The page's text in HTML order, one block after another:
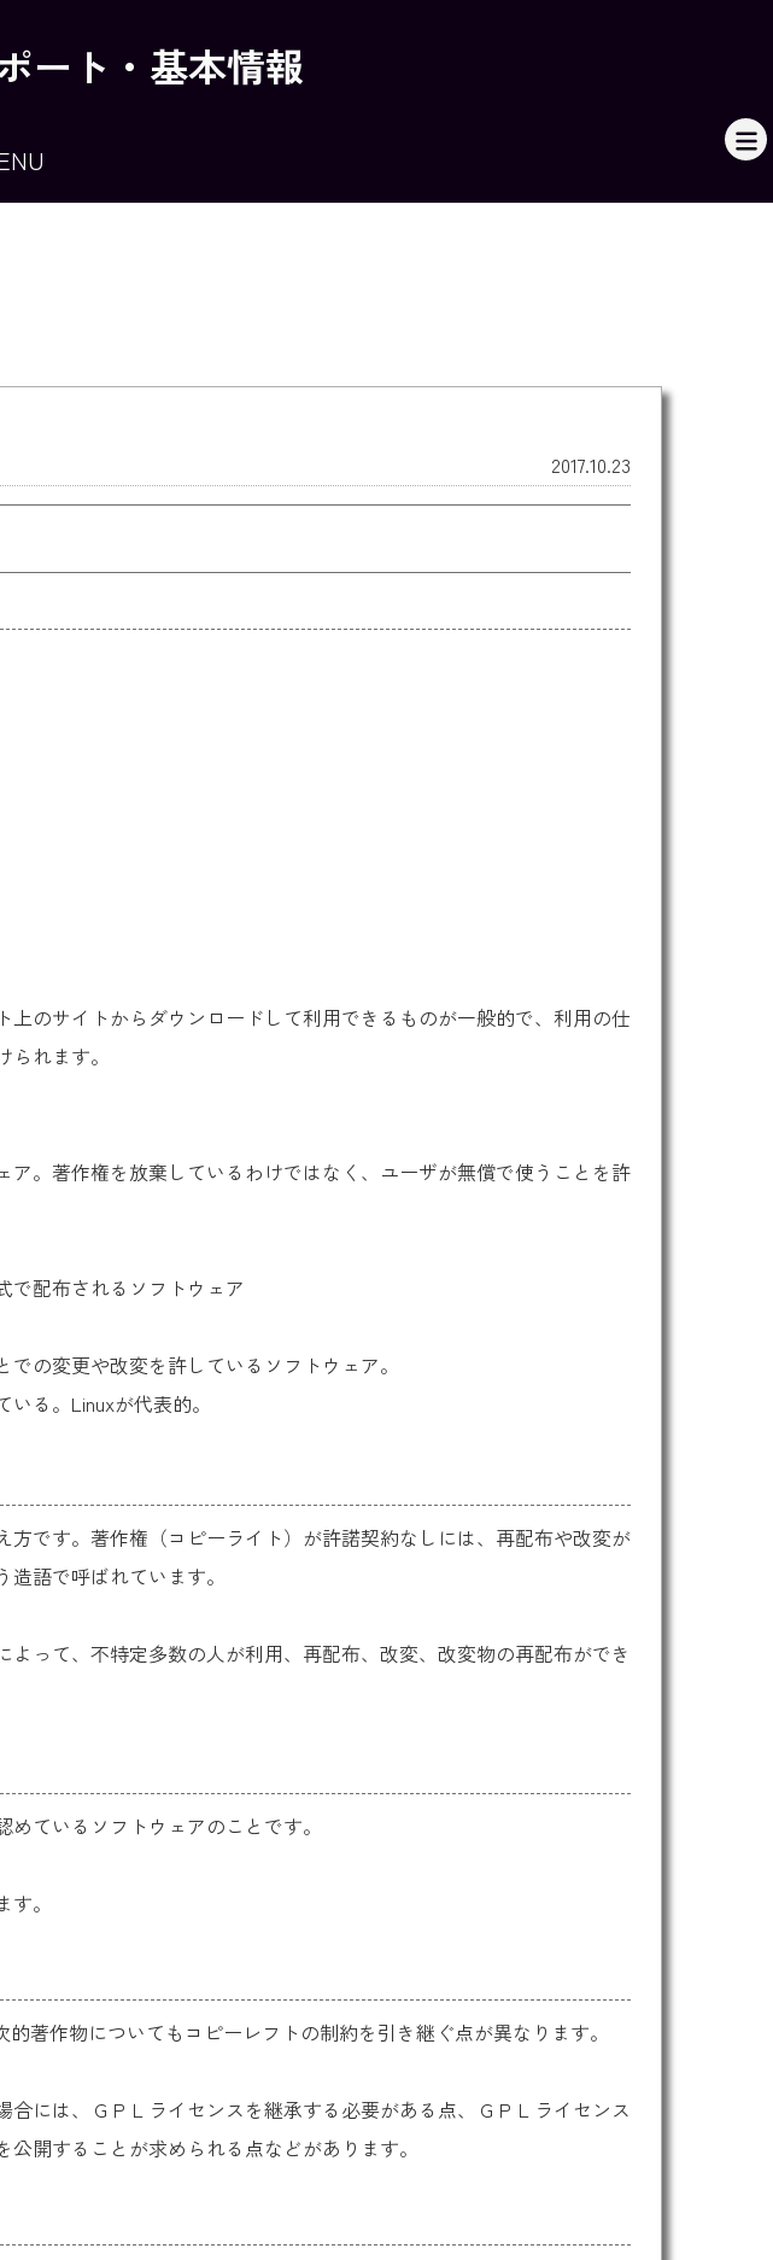
ート・基本情報
2017.10.23
のサイトからダウンロードして利用できるものが一般的で、利用の仕
れます。
。著作権を放棄しているわけではなく、ユーザが無償で使うことを許
で配布されるソフトウェア
の変更や改変を許しているソフトウェア。
る。Linuxが代表的。
です。著作権（コピーライト）が許諾契約なしには、再配布や改変が
語で呼ばれています。
って、不特定多数の人が利用、再配布、改変、改変物の再配布ができ
ているソフトウェアのことです。
。
著作物についてもコピーレフトの制約を引き継ぐ点が異なります。
には、ＧＰＬライセンスを継承する必要がある点、ＧＰＬライセンス
開することが求められる点などがあります。